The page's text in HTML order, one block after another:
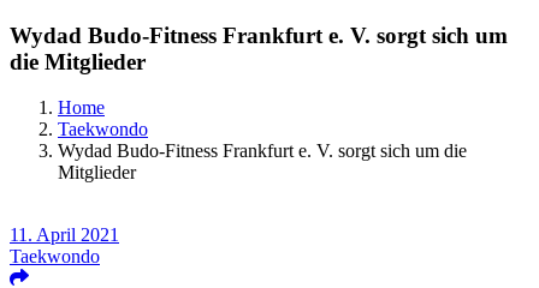
Wydad Budo-Fitness Frankfurt e. V. sorgt sich um
die Mitglieder
Home
Taekwondo
Wydad Budo-Fitness Frankfurt e. V. sorgt sich um die
Mitglieder
11. April 2021
Taekwondo